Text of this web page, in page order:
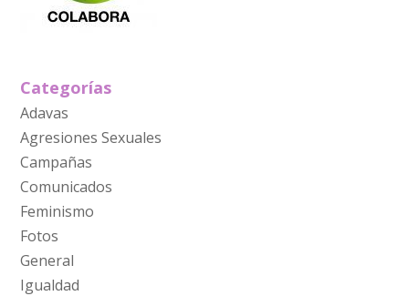
Categorías
Adavas
Agresiones Sexuales
Campañas
Comunicados
Feminismo
Fotos
General
Igualdad